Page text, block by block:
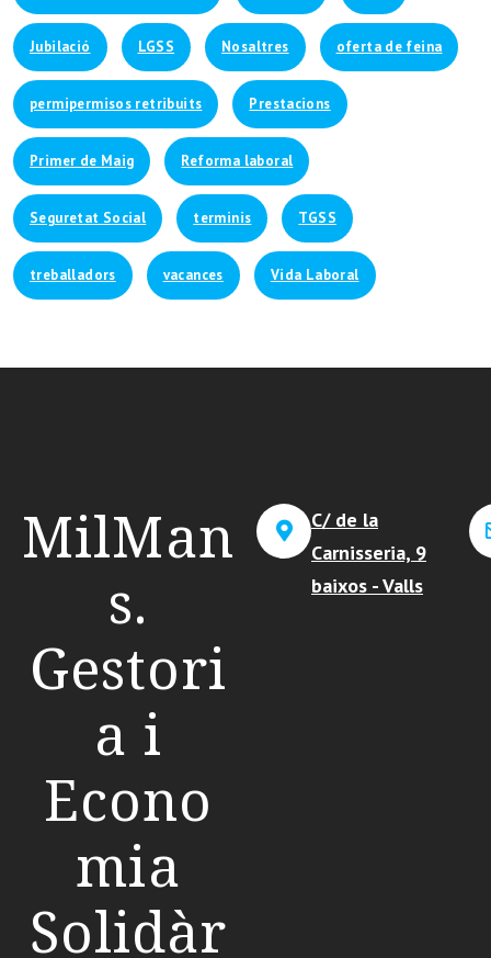
Jubilació LGSS Nosaltres oferta de feina
permipermisos retribuits Prestacions
Primer de Maig Reforma laboral
Seguretat Social terminis TGSS
treballadors vacances Vida Laboral
MilMan
s.
Gestori
a i
Econo
mia
Solidàr
C/ de la
Carnisseria, 9
baixos - Valls